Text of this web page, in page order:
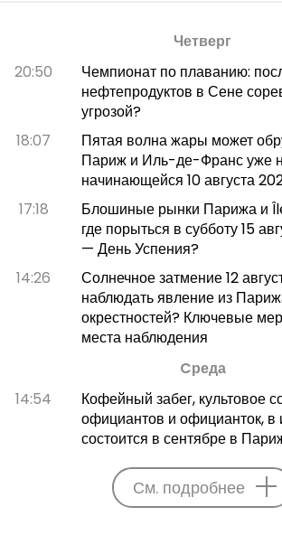
Четверг
20:50
Чемпионат по плаванию:
нефтепродуктов в Сене
угрозой?
18:07
Пятая волна жары может
Париж и Иль-де-Франс уже
начинающейся 10 августа
17:18
Блошиные рынки Парижа и
где порыться в субботу 15
— День Успения?
14:26
Солнечное затмение 12
наблюдать явление из
окрестностей? Ключевые
места наблюдения
Cреда
14:54
Кофейный забег, культовое
официантов и официанток, в
состоится в сентябре в
См. подробнее